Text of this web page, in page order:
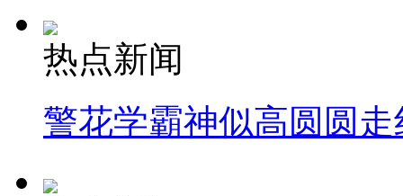
热点新闻
警花学霸神似高圆圆走